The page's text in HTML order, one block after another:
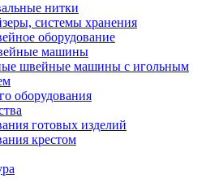
нитки
системы хранения
оборудование
машины
швейные машины с игольным
оборудования
готовых изделий
крестом